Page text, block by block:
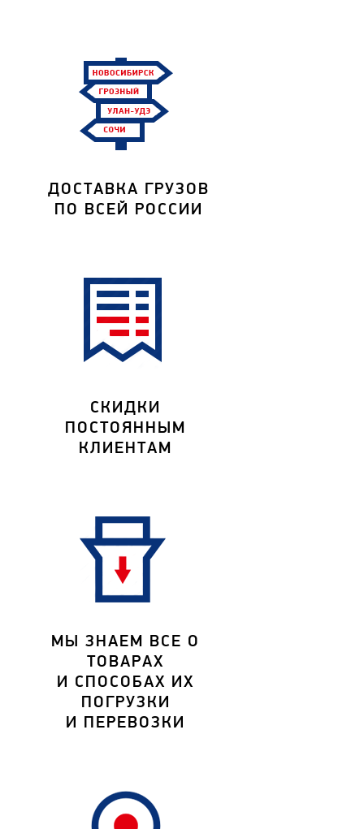
ДОСТАВКА ГРУЗОВ
ПО ВСЕЙ РОССИИ
СКИДКИ
ПОСТОЯННЫМ
КЛИЕНТАМ
МЫ ЗНАЕМ ВСЕ О
ТОВАРАХ
И СПОСОБАХ ИХ
ПОГРУЗКИ
И ПЕРЕВОЗКИ